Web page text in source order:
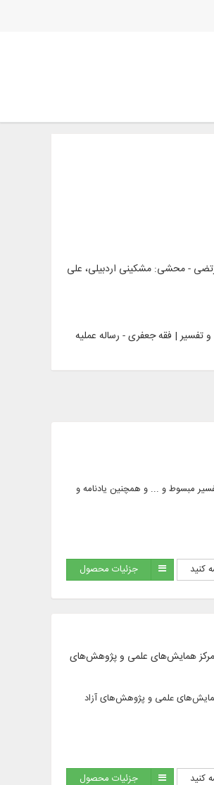
مرتضی - محشی: مشکینی اردبیلی، علی
روان، تفسير مبسوط و ... و همچنین یادنامه و
کنید جزئیات محصول
و «مرکز همایش‌های علمی و پژوهش‌های
همایش‌های علمی و پژوهش‌های آزاد
کنید جزئیات محصول